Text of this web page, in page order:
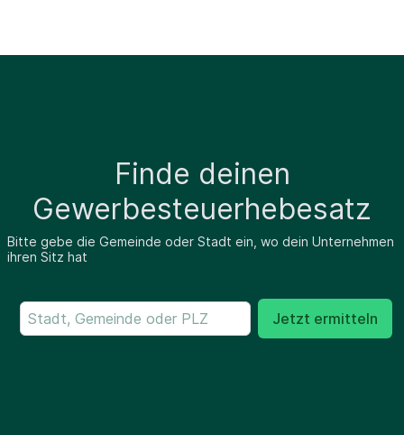
Finde deinen
Gewerbesteuerhebesatz
Bitte gebe die Gemeinde oder Stadt ein, wo dein Unternehmen
ihren Sitz hat
Jetzt ermitteln